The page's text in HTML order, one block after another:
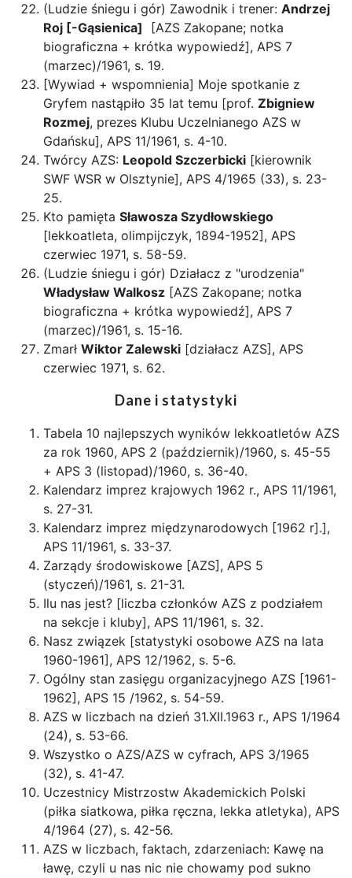
(Ludzie śniegu i gór) Zawodnik i trener: Andrzej
Roj [-Gąsienica] [AZS Zakopane; notka
biograficzna + krótka wypowiedź], APS 7
(marzec)/1961, s. 19.
[Wywiad + wspomnienia] Moje spotkanie z
Gryfem nastąpiło 35 lat temu [prof. Zbigniew
Rozmej, prezes Klubu Uczelnianego AZS w
Gdańsku], APS 11/1961, s. 4-10.
Twórcy AZS: Leopold Szczerbicki [kierownik
SWF WSR w Olsztynie], APS 4/1965 (33), s. 23-
25.
Kto pamięta Sławosza Szydłowskiego
[lekkoatleta, olimpijczyk, 1894-1952], APS
czerwiec 1971, s. 58-59.
(Ludzie śniegu i gór) Działacz z "urodzenia"
Władysław Walkosz [AZS Zakopane; notka
biograficzna + krótka wypowiedź], APS 7
(marzec)/1961, s. 15-16.
Zmarł Wiktor Zalewski [działacz AZS], APS
czerwiec 1971, s. 62.
Dane i statystyki
Tabela 10 najlepszych wyników lekkoatletów AZS
za rok 1960, APS 2 (październik)/1960, s. 45-55
+ APS 3 (listopad)/1960, s. 36-40.
Kalendarz imprez krajowych 1962 r., APS 11/1961,
s. 27-31.
Kalendarz imprez międzynarodowych [1962 r].],
APS 11/1961, s. 33-37.
Zarządy środowiskowe [AZS], APS 5
(styczeń)/1961, s. 21-31.
Ilu nas jest? [liczba członków AZS z podziałem
na sekcje i kluby], APS 11/1961, s. 32.
Nasz związek [statystyki osobowe AZS na lata
1960-1961], APS 12/1962, s. 5-6.
Ogólny stan zasięgu organizacyjnego AZS [1961-
1962], APS 15 /1962, s. 54-59.
AZS w liczbach na dzień 31.XII.1963 r., APS 1/1964
(24), s. 53-66.
Wszystko o AZS/AZS w cyfrach, APS 3/1965
(32), s. 41-47.
Uczestnicy Mistrzostw Akademickich Polski
(piłka siatkowa, piłka ręczna, lekka atletyka), APS
4/1964 (27), s. 42-56.
AZS w liczbach, faktach, zdarzeniach: Kawę na
ławę, czyli u nas nic nie chowamy pod sukno